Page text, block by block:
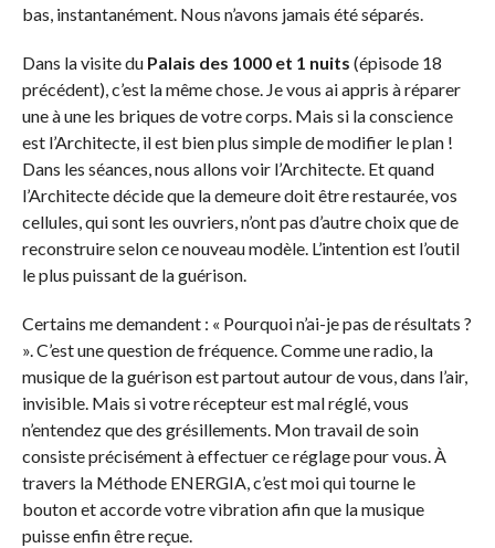
bas, instantanément. Nous n’avons jamais été séparés.
Dans la visite du Palais des 1000 et 1 nuits (épisode 18
précédent), c’est la même chose. Je vous ai appris à réparer
une à une les briques de votre corps. Mais si la conscience
est l’Architecte, il est bien plus simple de modifier le plan !
Dans les séances, nous allons voir l’Architecte. Et quand
l’Architecte décide que la demeure doit être restaurée, vos
cellules, qui sont les ouvriers, n’ont pas d’autre choix que de
reconstruire selon ce nouveau modèle. L’intention est l’outil
le plus puissant de la guérison.
Certains me demandent : « Pourquoi n’ai-je pas de résultats ?
». C’est une question de fréquence. Comme une radio, la
musique de la guérison est partout autour de vous, dans l’air,
invisible. Mais si votre récepteur est mal réglé, vous
n’entendez que des grésillements. Mon travail de soin
consiste précisément à effectuer ce réglage pour vous. À
travers la Méthode ENERGIA, c’est moi qui tourne le
bouton et accorde votre vibration afin que la musique
puisse enfin être reçue.